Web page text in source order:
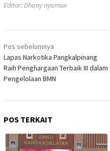
Editor: Dhany nyamux
Navigasi
pos
Pos sebelumnya
Lapas Narkotika Pangkalpinang
Raih Penghargaan Terbaik III dalam
Pengelolaan BMN
POS TERKAIT